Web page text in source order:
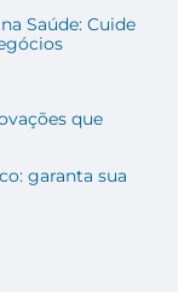
Saúde: Cuide
que
garanta sua